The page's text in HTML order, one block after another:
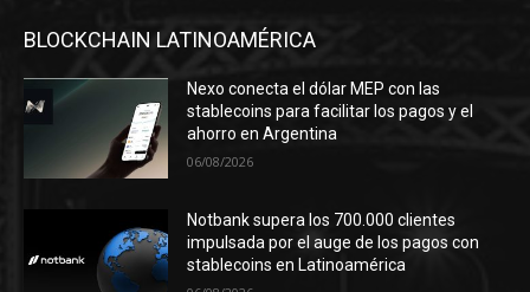
BLOCKCHAIN LATINOAMÉRICA
Nexo conecta el dólar MEP con las
stablecoins para facilitar los pagos y el
ahorro en Argentina
06/08/2026
Notbank supera los 700.000 clientes
impulsada por el auge de los pagos con
stablecoins en Latinoamérica